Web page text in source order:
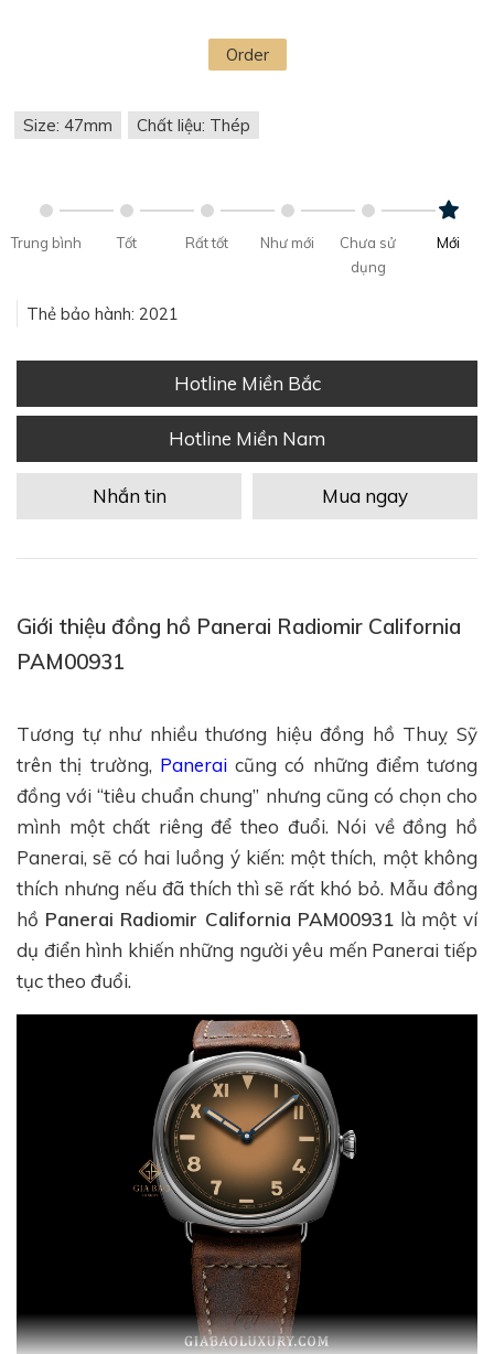
Order
Size: 47mm Chất liệu: Thép
Trung bình Tốt Rất tốt Như mới
Chưa sử
dụng
Mới
Thẻ bảo hành: 2021
Hotline Miền Bắc
Hotline Miền Nam
Nhắn tin Mua ngay
Giới thiệu đồng hồ Panerai Radiomir California
PAM00931
Tương tự như nhiều thương hiệu đồng hồ Thuỵ Sỹ
trên thị trường, Paneraicũng có những điểm tương
đồng với “tiêu chuẩn chung” nhưng cũng có chọn cho
mình một chất riêng để theo đuổi. Nói về đồng hồ
Panerai, sẽ có hai luồng ý kiến: một thích, một không
thích nhưng nếu đã thích thì sẽ rất khó bỏ. Mẫu đồng
hồ Panerai Radiomir California PAM00931 là một ví
dụ điển hình khiến những người yêu mến Panerai tiếp
tục theo đuổi.